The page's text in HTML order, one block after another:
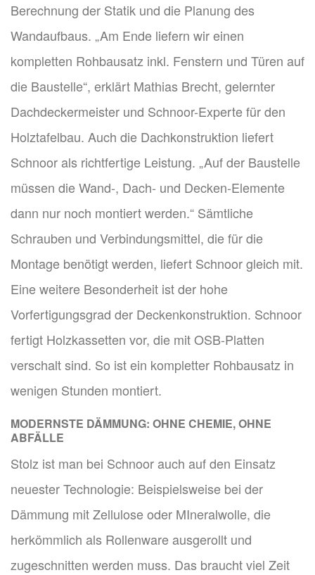
Berechnung der Statik und die Planung des
Wandaufbaus. „Am Ende liefern wir einen
kompletten Rohbausatz inkl. Fenstern und Türen auf
die Baustelle“, erklärt Mathias Brecht, gelernter
Dachdeckermeister und Schnoor-Experte für den
Holztafelbau. Auch die Dachkonstruktion liefert
Schnoor als richtfertige Leistung. „Auf der Baustelle
müssen die Wand-, Dach- und Decken-Elemente
dann nur noch montiert werden.“ Sämtliche
Schrauben und Verbindungsmittel, die für die
Montage benötigt werden, liefert Schnoor gleich mit.
Eine weitere Besonderheit ist der hohe
Vorfertigungsgrad der Deckenkonstruktion. Schnoor
fertigt Holzkassetten vor, die mit OSB-Platten
verschalt sind. So ist ein kompletter Rohbausatz in
wenigen Stunden montiert.
MODERNSTE DÄMMUNG: OHNE CHEMIE, OHNE
ABFÄLLE
Stolz ist man bei Schnoor auch auf den Einsatz
neuester Technologie: Beispielsweise bei der
Dämmung mit Zellulose oder MIneralwolle, die
herkömmlich als Rollenware ausgerollt und
zugeschnitten werden muss. Das braucht viel Zeit